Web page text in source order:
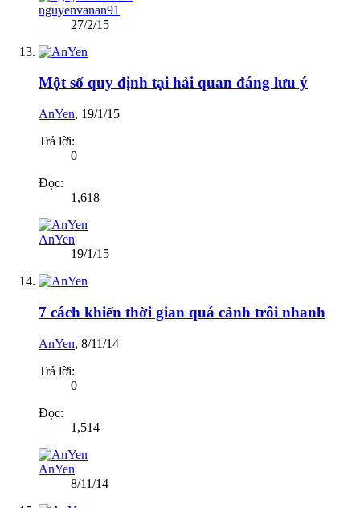
nguyenvanan91
27/2/15
Một số quy định tại hải quan đáng lưu ý
AnYen, 19/1/15
Trả lời:
0
Đọc:
1,618
AnYen
19/1/15
7 cách khiến thời gian quá cảnh trôi nhanh
AnYen, 8/11/14
Trả lời:
0
Đọc:
1,514
AnYen
8/11/14